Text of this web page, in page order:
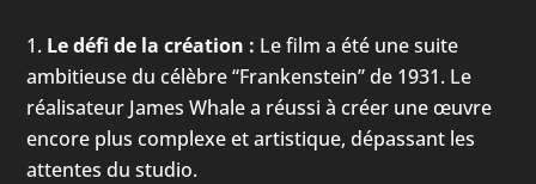
Le défi de la création : Le film a été une suite
ambitieuse du célèbre “Frankenstein” de 1931. Le
réalisateur James Whale a réussi à créer une œuvre
encore plus complexe et artistique, dépassant les
attentes du studio.